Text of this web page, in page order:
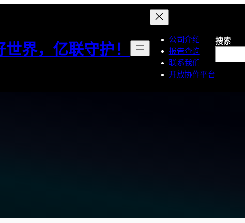
世界，亿联守护！
公司介绍
报告查询
联系我们
开放协作平台
搜索